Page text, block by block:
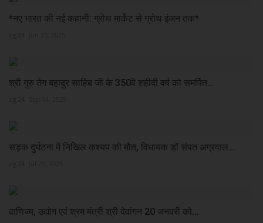
*नए भारत की नई कहानी: ग्रोथ मार्केट से ग्रोथ इंजन तक*
श्री गुरु तेग बहादुर साहिब जी के 350वें शहीदी वर्ष को समर्पित...
सड़क दुर्घटना में निखिल कश्यप की मौत, विधायक डॉ संपत अग्रवाल...
वाणिज्य, उद्योग एवं श्रम मंत्री श्री देवांगन 20 जनवरी को...